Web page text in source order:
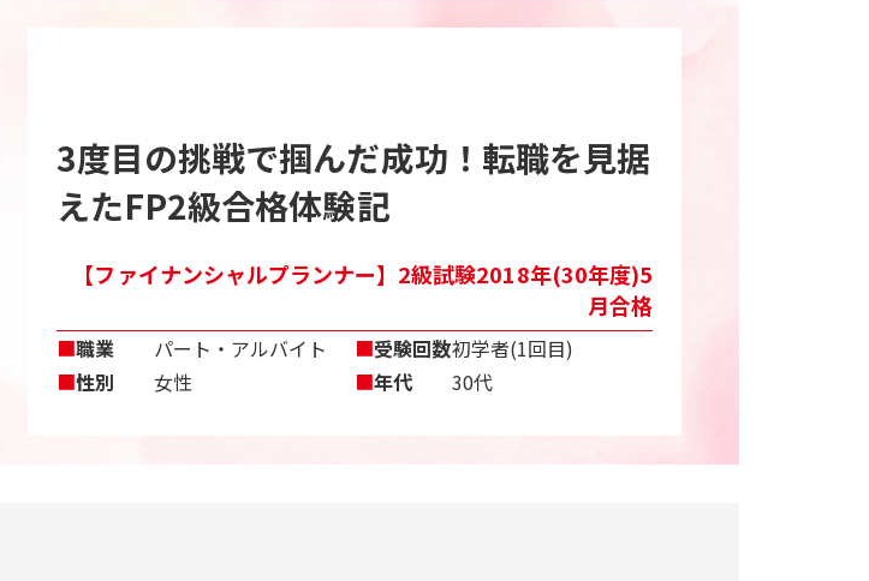
3度目の挑戦で掴んだ成功！転職を見据
えたFP2級合格体験記
【ファイナンシャルプランナー】2級試験2018年(30年度)5
月合格
■職業
パート・アルバイト
■性別 女性
■受験回数初学者(1回目)
■年代 30代